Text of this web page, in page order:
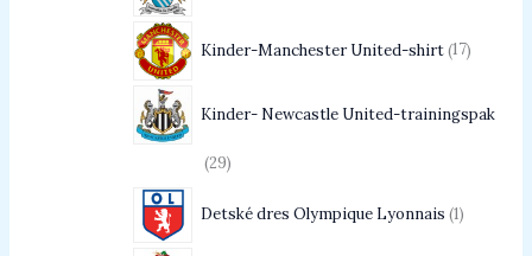
Kinder-Manchester United-shirt 17
Kinder- Newcastle United-trainingspak
29
Detské dres Olympique Lyonnais 1